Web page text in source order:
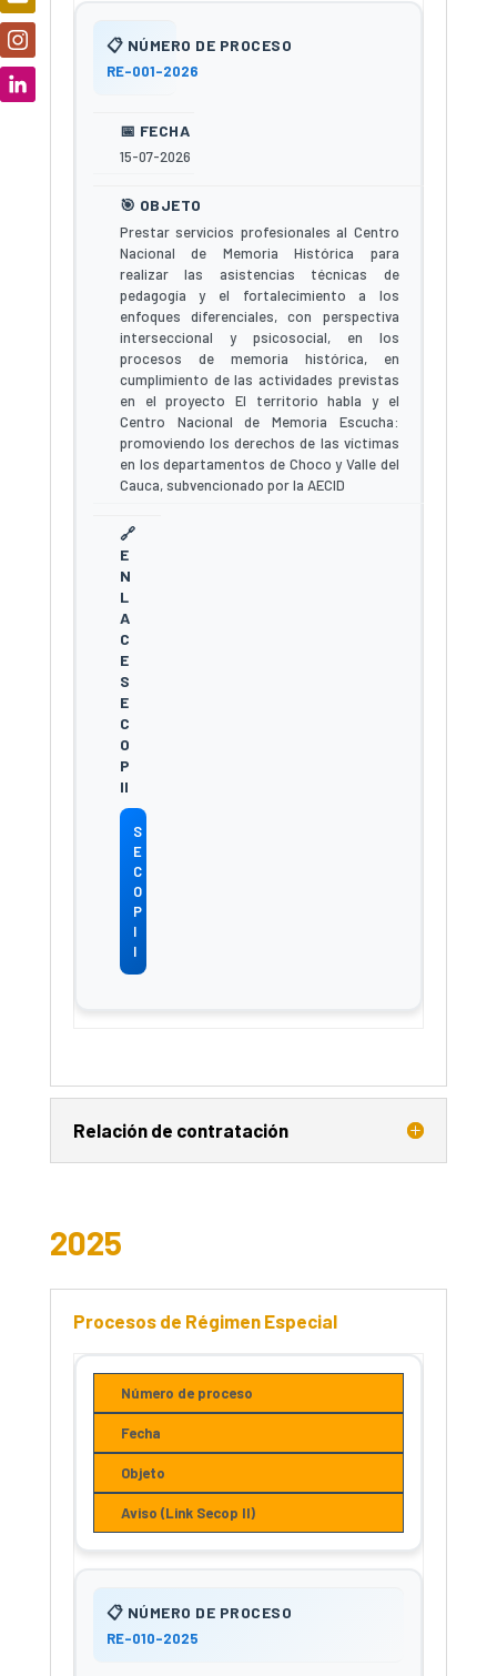
RE-001-2026
15-07-2026
Prestar servicios profesionales al Centro
Nacional de Memoria Histórica para
realizar las asistencias técnicas de
pedagogía y el fortalecimiento a los
enfoques diferenciales, con perspectiva
interseccional y psicosocial, en los
procesos de memoria histórica, en
cumplimiento de las actividades previstas
en el proyecto El territorio habla y el
Centro Nacional de Memoria Escucha:
promoviendo los derechos de las víctimas
en los departamentos de Choco y Valle del
Cauca, subvencionado por la AECID
S
E
C
O
P
I
I
Relación de contratación
2025
Procesos de Régimen Especial
Número de proceso
Fecha
Objeto
Aviso (Link Secop II)
RE-010-2025